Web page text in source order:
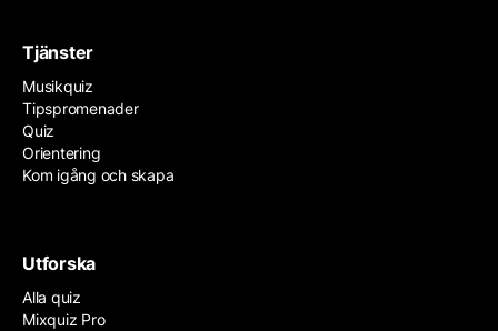
Tjänster
Musikquiz
Tipspromenader
Quiz
Orientering
Kom igång och skapa
Utforska
Alla quiz
Mixquiz Pro